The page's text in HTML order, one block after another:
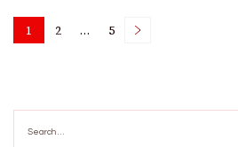
Posts
Page
1 Page
2 … Page
5
for: